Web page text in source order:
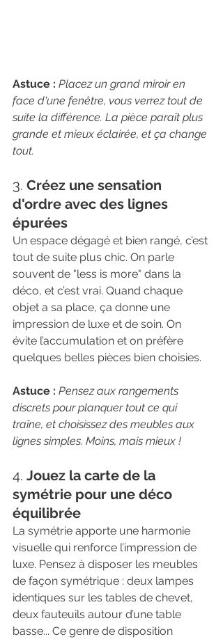
Astuce : Placez un grand miroir en
face d'une fenêtre, vous verrez tout de
suite la différence. La pièce paraît plus
grande et mieux éclairée, et ça change
tout.
3. Créez une sensation
d'ordre avec des lignes
épurées
Un espace dégagé et bien rangé, c’est
tout de suite plus chic. On parle
souvent de "less is more" dans la
déco, et c’est vrai. Quand chaque
objet a sa place, ça donne une
impression de luxe et de soin. On
évite l’accumulation et on préfère
quelques belles pièces bien choisies.
Astuce : Pensez aux rangements
discrets pour planquer tout ce qui
traîne, et choisissez des meubles aux
lignes simples. Moins, mais mieux !
4. Jouez la carte de la
symétrie pour une déco
équilibrée
La symétrie apporte une harmonie
visuelle qui renforce l’impression de
luxe. Pensez à disposer les meubles
de façon symétrique : deux lampes
identiques sur les tables de chevet,
deux fauteuils autour d’une table
basse... Ce genre de disposition